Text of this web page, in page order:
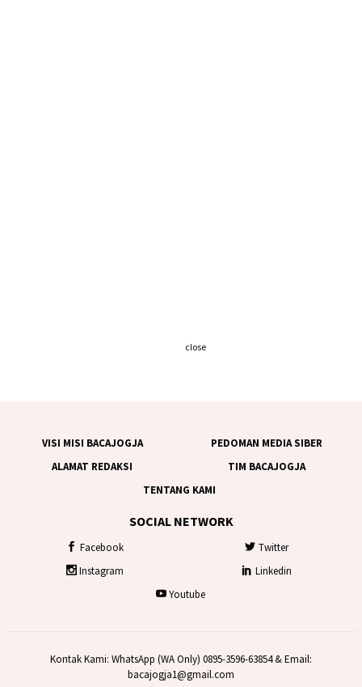
VISI MISI BACAJOGJA
PEDOMAN MEDIA SIBER
ALAMAT REDAKSI
TIM BACAJOGJA
TENTANG KAMI
SOCIAL NETWORK
Facebook
Twitter
Instagram
Linkedin
Youtube
Kontak Kami: WhatsApp (WA Only) 0895-3596-63854 & Email:
bacajogja1@gmail.com
close